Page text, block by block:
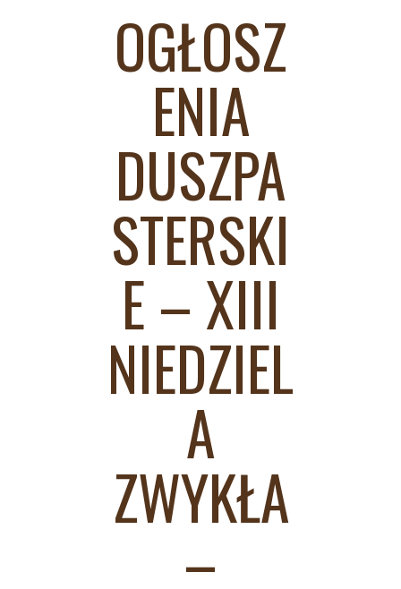
OGŁOSZ
ENIA
DUSZPA
STERSKI
E – XIII
NIEDZIEL
A
ZWYKŁA
–